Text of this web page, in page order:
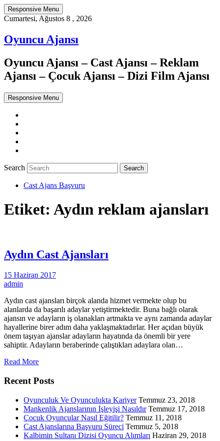
Responsive Menu
Cumartesi, Ağustos 8 , 2026
Oyuncu Ajansı
Oyuncu Ajansı – Cast Ajansı – Reklam
Ajansı – Çocuk Ajansı – Dizi Film Ajansı
Responsive Menu
Search
Cast Ajans Başvuru
Etiket: Aydın reklam ajansları
Aydın Cast Ajansları
15 Haziran 2017
admin
Aydın cast ajansları birçok alanda hizmet vermekte olup bu
alanlarda da başarılı adaylar yetiştirmektedir. Buna bağlı olarak
ajansın ve adayların iş olanakları artmakta ve aynı zamanda adaylar
hayallerine birer adım daha yaklaşmaktadırlar. Her açıdan büyük
önem taşıyan ajanslar adayların hayatında da önemli bir yere
sahiptir. Adayların beraberinde çalıştıkları adaylara olan…
Read More
Recent Posts
Oyunculuk Ve Oyunculukta Kariyer Temmuz 23, 2018
Mankenlik Ajanslarının İşleyişi Nasıldır Temmuz 17, 2018
Çocuk Oyuncular Nasıl Eğitilir? Temmuz 11, 2018
Cast Ajanslarına Başvuru Süreci Temmuz 5, 2018
Kalbimin Sultanı Dizisi Oyuncu Alımları Haziran 29, 2018